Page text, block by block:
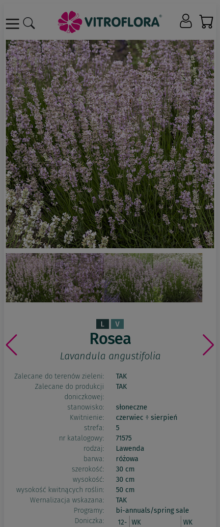
Rosea
Lavandula angustifolia
Zalecane do terenów zieleni:
TAK
Zalecane do produkcji
doniczkowej:
TAK
stanowisko:
słoneczne
Kwitnienie:
czerwiec ÷ sierpień
strefa:
5
nr katalogowy:
71575
rodzaj:
Lawenda
barwa:
różowa
szerokość:
30 cm
wysokość:
30 cm
wysokość kwitnących roślin:
50 cm
Wernalizacja wskazana:
TAK
Programy:
bi-annuals/spring sale
Doniczka:
12- WK
WK